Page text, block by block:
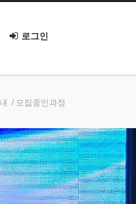
로그인
/ 모집중인과정